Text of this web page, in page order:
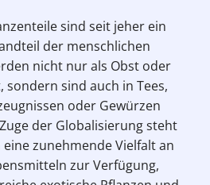
sind seit jeher ein
der menschlichen
nicht nur als Obst oder
sondern sind auch in Tees,
oder Gewürzen
der Globalisierung steht
zunehmende Vielfalt an
zur Verfügung,